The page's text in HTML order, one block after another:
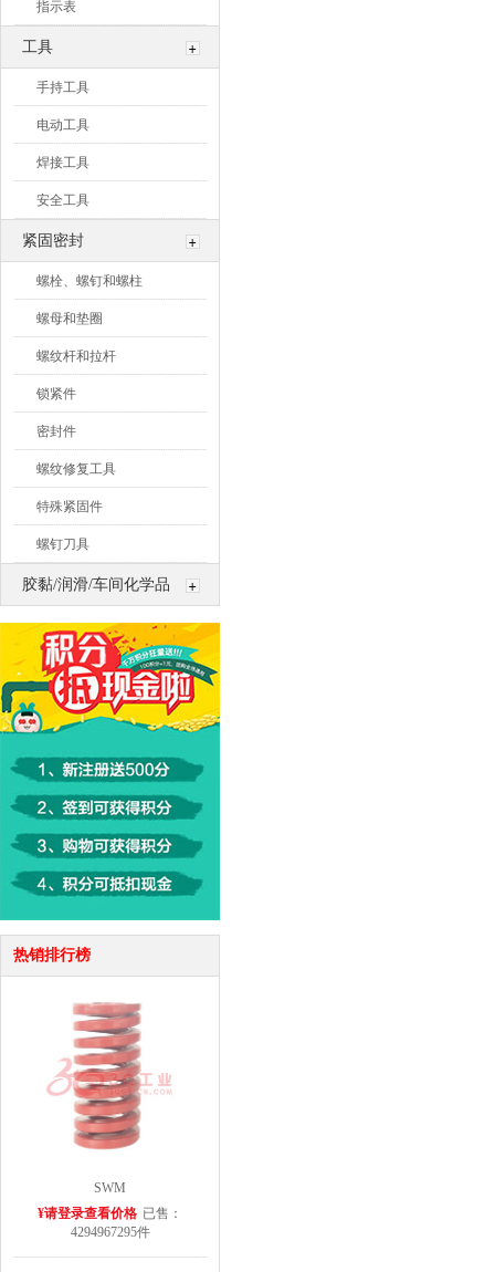
指示表
工具
手持工具
电动工具
焊接工具
安全工具
紧固密封
螺栓、螺钉和螺柱
螺母和垫圈
螺纹杆和拉杆
锁紧件
密封件
螺纹修复工具
特殊紧固件
螺钉刀具
胶黏/润滑/车间化学品
热销排行榜
SWM
¥请登录查看价格 已售：
4294967295件